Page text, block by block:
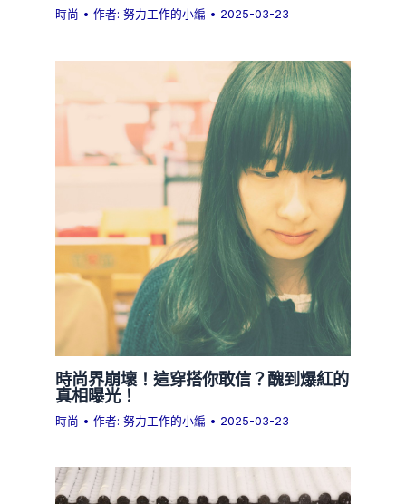
時尚 • 作者:努力工作的小編 • 2025-03-23
時尚界崩壞！這穿搭你敢信？醜到爆紅的
真相曝光！
時尚 • 作者:努力工作的小編 • 2025-03-23